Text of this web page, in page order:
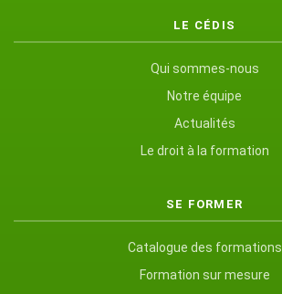
LE CÉDIS
Qui sommes-nous
Notre équipe
Actualités
Le droit à la formation
SE FORMER
Catalogue des formations
Formation sur mesure